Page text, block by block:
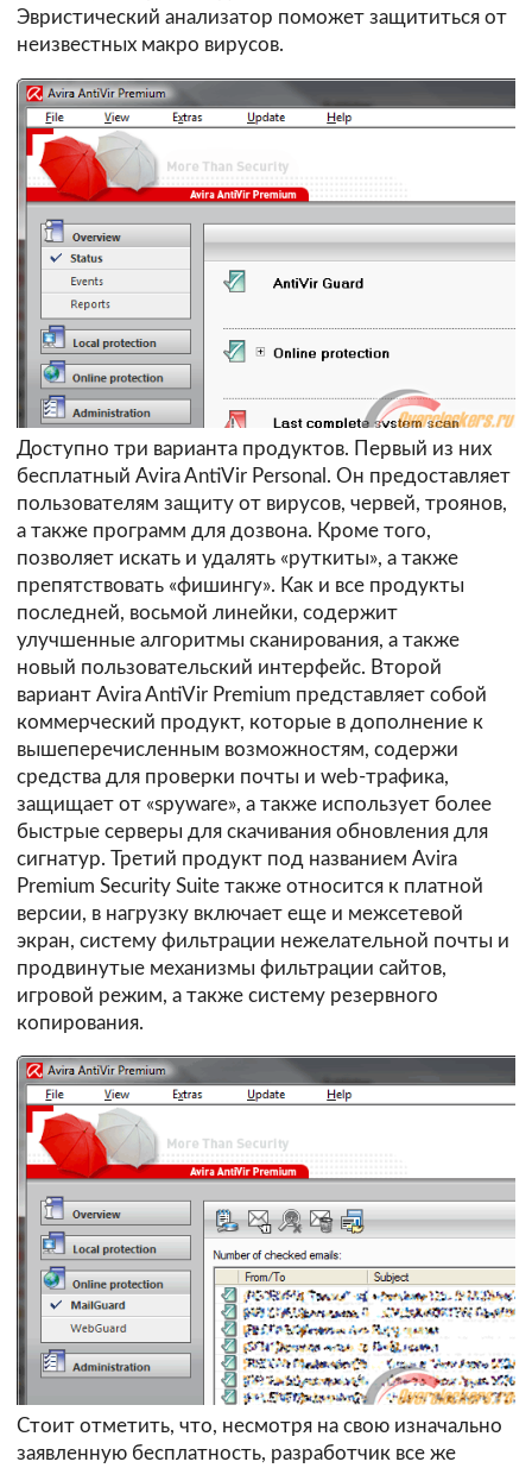
Эвристический анализатор поможет защититься от
неизвестных макро вирусов.
Доступно три варианта продуктов. Первый из них
бесплатный Avira AntiVir Personal. Он предоставляет
пользователям защиту от вирусов, червей, троянов,
а также программ для дозвона. Кроме того,
позволяет искать и удалять «руткиты», а также
препятствовать «фишингу». Как и все продукты
последней, восьмой линейки, содержит
улучшенные алгоритмы сканирования, а также
новый пользовательский интерфейс. Второй
вариант Avira AntiVir Premium представляет собой
коммерческий продукт, которые в дополнение к
вышеперечисленным возможностям, содержи
средства для проверки почты и web-трафика,
защищает от «spyware», а также использует более
быстрые серверы для скачивания обновления для
сигнатур. Третий продукт под названием Avira
Premium Security Suite также относится к платной
версии, в нагрузку включает еще и межсетевой
экран, систему фильтрации нежелательной почты и
продвинутые механизмы фильтрации сайтов,
игровой режим, а также систему резервного
копирования.
Стоит отметить, что, несмотря на свою изначально
заявленную бесплатность, разработчик все же